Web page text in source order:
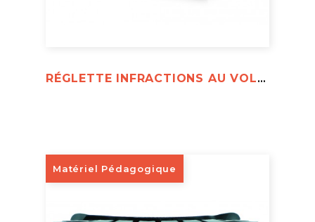
RÉGLETTE INFRACTIONS AU VOLANT
Matériel Pédagogique